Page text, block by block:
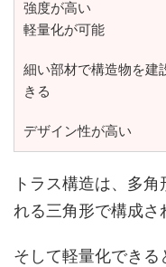
強度が高い
軽量化が可能
細い部材で構造物を建
きる
デザイン性が高い
トラス構造は、多
れる三角形で構成さ
そして軽量化できる